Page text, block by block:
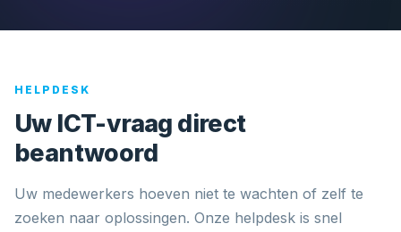
HELPDESK
Uw ICT-vraag direct
beantwoord
Uw medewerkers hoeven niet te wachten of zelf te
zoeken naar oplossingen. Onze helpdesk is snel